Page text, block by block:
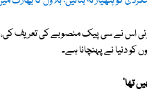
اس نے سی پیک منصوبے کی تعریف
دنیا نے پہنچانا ہے۔
تھا'